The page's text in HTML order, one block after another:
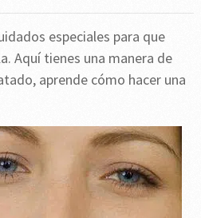
especiales para que
Aquí tienes una manera de
aprende cómo hacer una